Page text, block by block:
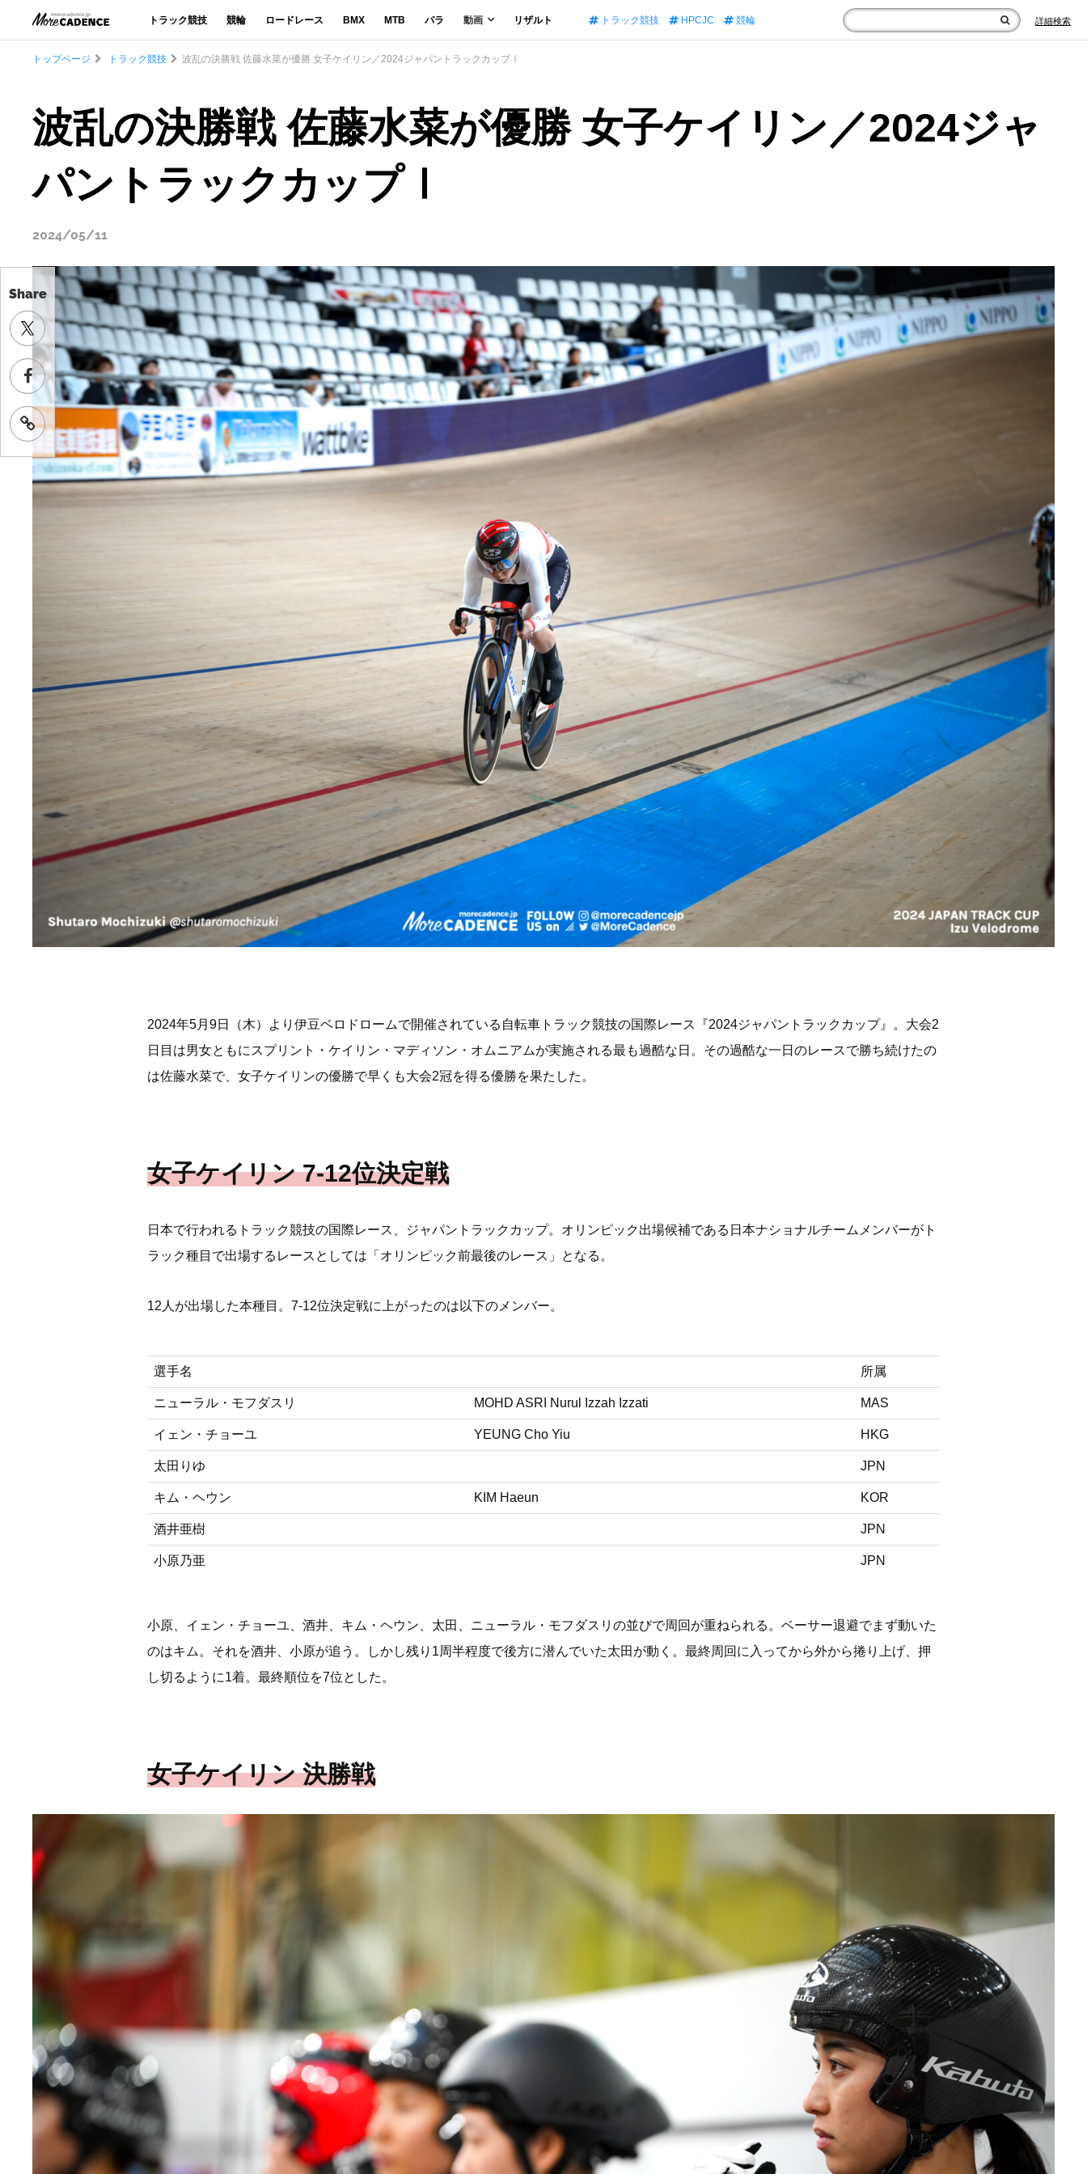
トラック競技 競輪 ロードレース BMX MTB パラ 動画 リザルト トラック競技 HPCJC 競輪 詳細検索
Share
トップページ トラック競技 波乱の決勝戦 佐藤水菜が優勝 女子ケイリン／2024ジャパントラックカップⅠ
波乱の決勝戦 佐藤水菜が優勝 女子ケイリン／2024ジャ
パントラックカップⅠ
2024/05/11
2024年5月9日（木）より伊豆ベロドロームで開催されている自転車トラック競技の国際レース『2024ジャパントラックカップ』。大会2
日目は男女ともにスプリント・ケイリン・マディソン・オムニアムが実施される最も過酷な日。その過酷な一日のレースで勝ち続けたの
は佐藤水菜で、女子ケイリンの優勝で早くも大会2冠を得る優勝を果たした。
女子ケイリン 7-12位決定戦
日本で行われるトラック競技の国際レース、ジャパントラックカップ。オリンピック出場候補である日本ナショナルチームメンバーがト
ラック種目で出場するレースとしては「オリンピック前最後のレース」となる。
12人が出場した本種目。7-12位決定戦に上がったのは以下のメンバー。
選手名 所属
ニューラル・モフダスリ MOHD ASRI Nurul Izzah Izzati MAS
イェン・チョーユ YEUNG Cho Yiu HKG
太田りゆ JPN
キム・ヘウン KIM Haeun KOR
酒井亜樹 JPN
小原乃亜 JPN
小原、イェン・チョーユ、酒井、キム・ヘウン、太田、ニューラル・モフダスリの並びで周回が重ねられる。ベーサー退避でまず動いた
のはキム。それを酒井、小原が追う。しかし残り1周半程度で後方に潜んでいた太田が動く。最終周回に入ってから外から捲り上げ、押
し切るように1着。最終順位を7位とした。
女子ケイリン 決勝戦